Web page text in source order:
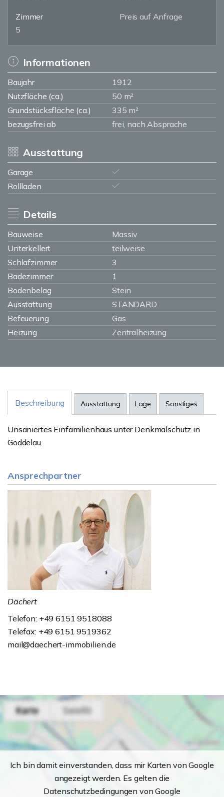
Zimmer
5
Preis auf Anfrage
Informationen
Baujahr
1912
Nutzfläche (ca.)
50 m²
Grundstücksfläche (ca.)
335 m²
bezugsfrei ab
frei, nach Absprache
Ausstattung
Garage
Rollladen
Details
Bauweise
Massiv
Unterkellert
teilweise
Schlafzimmer
3
Badezimmer
1
Bodenbelag
Stein
Ausstattung
STANDARD
Befeuerung
Gas
Heizung
Zentralheizung
Beschreibung Ausstattung Lage Sonstiges
Unsaniertes Einfamilienhaus unter Denkmalschutz in
Goddelau
Ansprechpartner
Dächert
Telefon: +49 6151 9518088
Telefax: +49 6151 9519362
mail@daechert-immobilien.de
Ich bin damit einverstanden, dass mir Karten von Google
angezeigt werden. Es gelten die
Datenschutzbedingungen von Google